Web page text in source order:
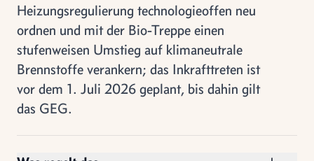
Heizungsregulierung technologieoffen neu
ordnen und mit der Bio-Treppe einen
stufenweisen Umstieg auf klimaneutrale
Brennstoffe verankern; das Inkrafttreten ist
vor dem 1. Juli 2026 geplant, bis dahin gilt
das GEG.